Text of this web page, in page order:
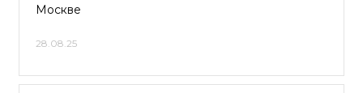
Москве
28.08.25